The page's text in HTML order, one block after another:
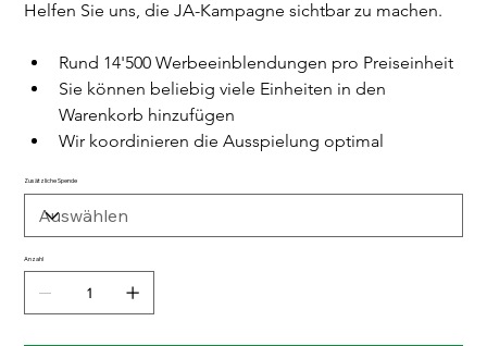
Helfen Sie uns, die JA-Kampagne sichtbar zu machen.
Rund 14'500 Werbeeinblendungen pro Preiseinheit
Sie können beliebig viele Einheiten in den
Warenkorb hinzufügen
Wir koordinieren die Ausspielung optimal
Zusätzliche Spende
Anzahl